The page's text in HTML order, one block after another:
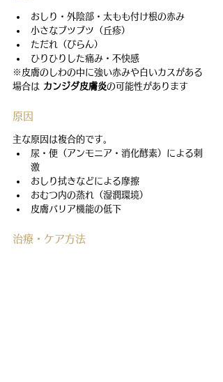
おしり・外陰部・太もも付け根の赤み
小さなブツブツ（丘疹）
ただれ（びらん）
ひりひりした痛み・不快感
※皮膚のしわの中に強い赤みや白いカスがある
場合は カンジダ皮膚炎の可能性があります
原因
主な原因は複合的です。
尿・便（アンモニア・消化酵素）による刺
激
おしり拭きなどによる摩擦
おむつ内の蒸れ（湿潤環境）
皮膚バリア機能の低下
治療・ケア方法